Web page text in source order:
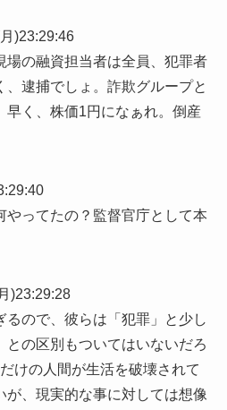
)23:29:46
場の融資担当者は全員、犯罪者
、逮捕でしょ。詐欺グループと
早く、株価1円になぁれ。倒産
やってたの？監督官庁として本
)23:29:28
るので、彼らは「犯罪」と少し
との区別もついてはいないだろ
けの人間が生活を破壊されて
が、現実的な事に対しては想像